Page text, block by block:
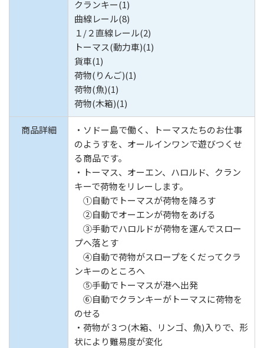
クランキー(1)
曲線レール(8)
１/２直線レール(2)
トーマス(動力車)(1)
貨車(1)
荷物(りんご)(1)
荷物(魚)(1)
荷物(木箱)(1)
商品詳細
・ソドー島で働く、トーマスたちのお仕事
のようすを、オールインワンで遊びつくせ
る商品です。
・トーマス、オーエン、ハロルド、クラン
キーで荷物をリレーします。
①自動でトーマスが荷物を降ろす
②自動でオーエンが荷物をあげる
③手動でハロルドが荷物を運んでスロー
プへ落とす
④自動で荷物がスロープをくだってクラ
ンキーのところへ
⑤手動でトーマスが港へ出発
⑥自動でクランキーがトーマスに荷物を
のせる
・荷物が３つ(木箱、リンゴ、魚)入りで、形
状により難易度が変化